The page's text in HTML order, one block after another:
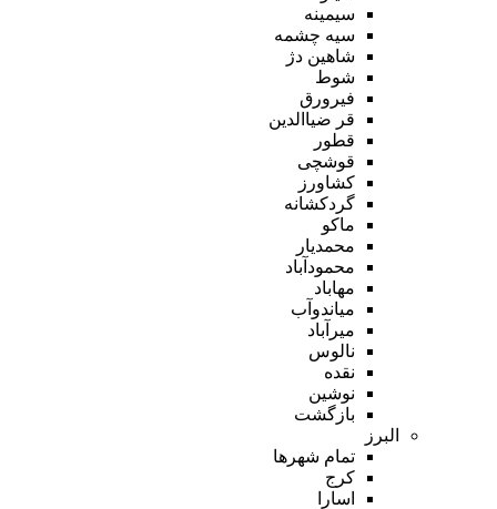
سیمینه
سیه چشمه
شاهین دژ
شوط
فیرورق
قر ضیاالدین
قطور
قوشچی
کشاورز
گردکشانه
ماکو
محمدیار
محمودآباد
مهاباد
میاندوآب
میرآباد
نالوس
نقده
نوشین
بازگشت
البرز
تمام شهر‌ها
کرج
اسارا